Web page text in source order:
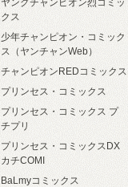
ヤングチャンピオン烈コミッ
クス
少年チャンピオン・コミック
ス（ヤンチャンWeb）
チャンピオンREDコミックス
プリンセス・コミックス
プリンセス・コミックス プ
チプリ
プリンセス・コミックスDX
カチCOMI
BaLmyコミックス